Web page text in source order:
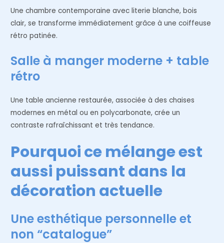
Une chambre contemporaine avec literie blanche, bois
clair, se transforme immédiatement grâce à une coiffeuse
rétro patinée.
Salle à manger moderne + table
rétro
Une table ancienne restaurée, associée à des chaises
modernes en métal ou en polycarbonate, crée un
contraste rafraîchissant et très tendance.
Pourquoi ce mélange est
aussi puissant dans la
décoration actuelle
Une esthétique personnelle et
non “catalogue”